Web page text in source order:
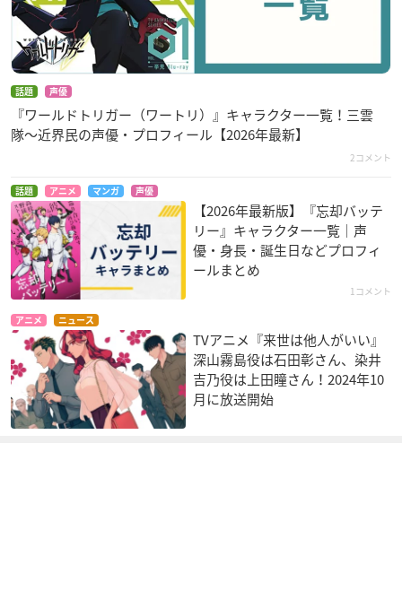
話題 声優
『ワールドトリガー（ワートリ）』キャラクター一覧！三雲
隊〜近界民の声優・プロフィール【2026年最新】
2コメント
話題 アニメ マンガ 声優
【2026年最新版】『忘却バッテ
リー』キャラクター一覧｜声
優・身長・誕生日などプロフィ
ールまとめ
1コメント
アニメ ニュース
TVアニメ『来世は他人がいい』
深山霧島役は石田彰さん、染井
吉乃役は上田瞳さん！2024年10
月に放送開始